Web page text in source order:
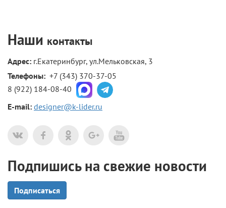
Наши контакты
Адрес: г.Екатеринбург, ул.Мельковская, 3
Телефоны: +7 (343) 370-37-05
8 (922) 184-08-40
E-mail: designer@k-lider.ru
Подпишись на свежие новости